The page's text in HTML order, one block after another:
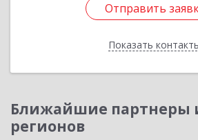
Отправить
Показать
Отправить
Назад
Ближайшие партнеры
регионов